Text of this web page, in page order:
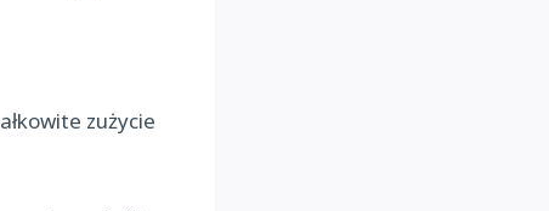
zużycie